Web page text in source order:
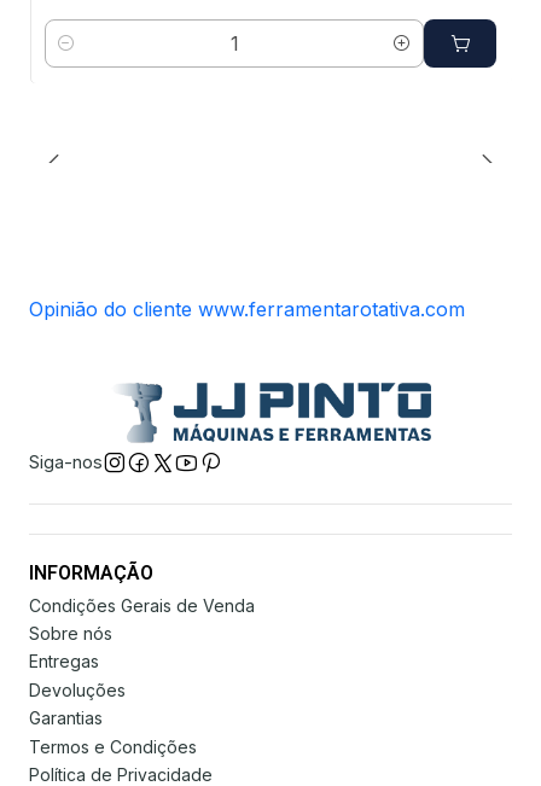
Quantidade
Opinião do cliente www.ferramentarotativa.com
Siga-nos
INFORMAÇÃO
Condições Gerais de Venda
Sobre nós
Entregas
Devoluções
Garantias
Termos e Condições
Política de Privacidade